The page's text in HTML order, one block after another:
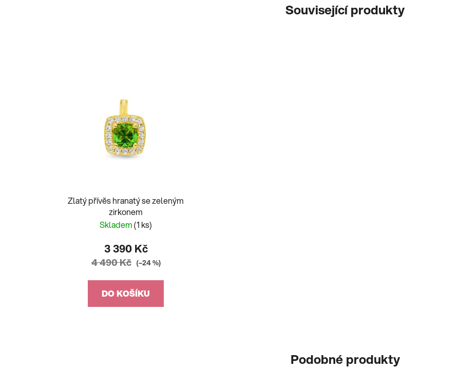
Související produkty
Zlatý přívěs hranatý se zeleným
zirkonem
Skladem(1 ks)
3 390 Kč
4 490 Kč (–24 %)
DO KOŠÍKU
Podobné produkty